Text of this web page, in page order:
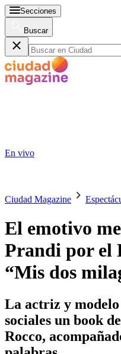
Secciones
Buscar
En vivo
Ciudad Magazine
El emotivo
Prandi por el
“Mis dos
La actriz y modelo
sociales un book
Rocco,